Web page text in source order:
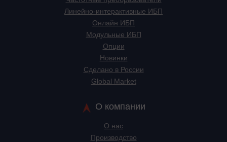
Линейно-интерактивные ИБП
Онлайн ИБП
Модульные ИБП
Опции
Новинки
Сделано в России
Global Market
О компании
О нас
Производство